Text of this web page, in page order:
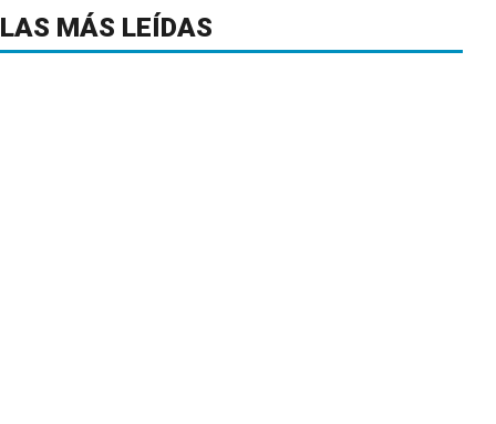
LAS MÁS LEÍDAS